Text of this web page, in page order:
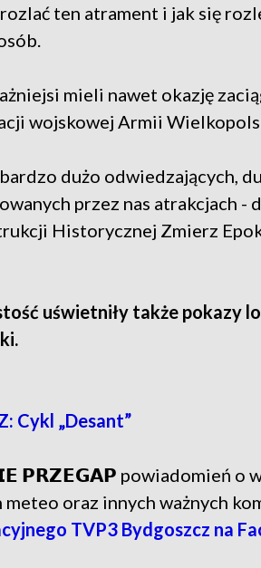
ten atrament i jak się
mieli nawet okazję
wojskowej Armii
dużo odwiedzających,
przez nas atrakcjach -
Historycznej Zmierz
uświetniły także pokazy
Cykl „Desant”
𝗣𝗥𝗭𝗘𝗚𝗔𝗣 powiadomień o
meteo oraz innych ważnych
TVP3 Bydgoszcz na